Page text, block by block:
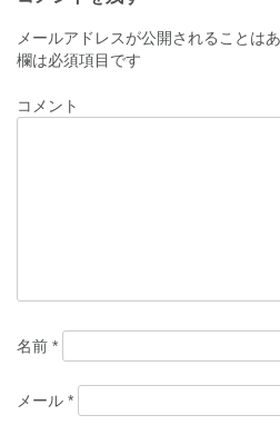
稿
ナ
ビ
ゲ
メールアドレスが公開されることはあ
欄は必須項目です
コメント
名前 *
メール *